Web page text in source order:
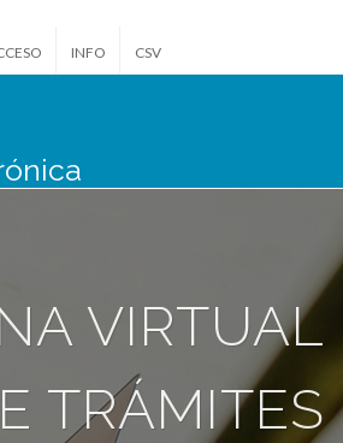
INFO CSV
VIRTUAL
TRÁMITES